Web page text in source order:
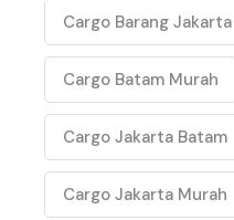
Cargo Barang Jakarta
Cargo Batam Murah
Cargo Jakarta Batam
Cargo Jakarta Murah